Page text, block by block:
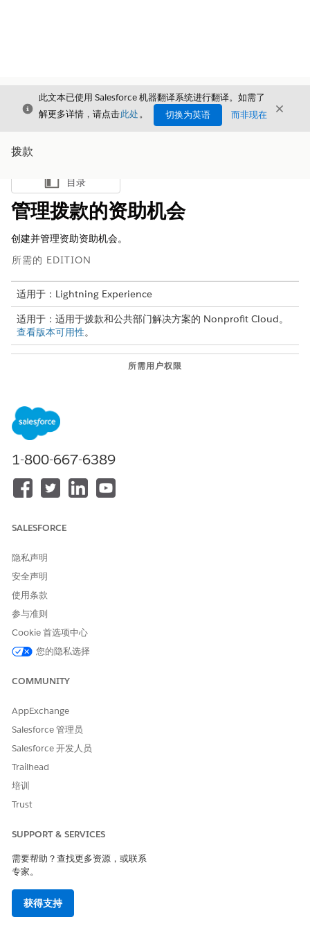
关闭
此文本已使用 Salesforce 机器翻译系统进行翻译。如需了
解更多详情，请点击此处。 切换为英语 而非现在 关闭
拨款
显示目录
目录
管理拨款的资助机会
创建并管理资助资助机会。
所需的 EDITION
适用于：Lightning Experience
适用于：适用于拨款和公共部门解决方案的 Nonprofit Cloud。
查看版本可用性。
所需用户权限
要在 Experience Cloud 中使
用资助机会：
创建资助机会。
在填写资助机会的字段时，请考虑是否可以通过公开渠道获取信
息，例如在您的拨款Experience Cloud 站点中。拨款
Experience Cloud 站点中可能显示的几个字段有“资助机会名
称”、“描述”和“申请说明”。
板”字段中添加预算。
备注要输入预算类别值，请添加预算类别和预算期间。
要使用比开始和结束日期更复杂的时间线，请添加申请时间线。
另请参阅：
请与我们共享您的想法，以便我们进行改进！
1-800-667-6389
SALESFORCE
隐私声明
安全声明
使用条款
参与准则
Cookie 首选项中心
您的隐私选择
COMMUNITY
AppExchange
Salesforce 管理员
Salesforce 开发人员
Trailhead
培训
Trust
SUPPORT & SERVICES
需要帮助？查找更多资源，或联系
专家。
获得支持